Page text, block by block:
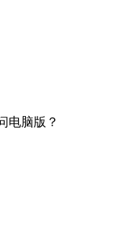
电脑版？